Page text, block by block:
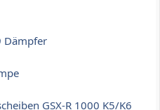
Dämpfer
GSX-R 1000 K5/K6